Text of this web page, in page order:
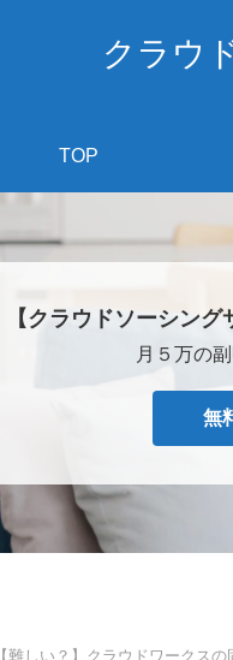
クラウ
TOP
【クラウドソーシン
月５万の
無
【難しい？】クラウドワークス